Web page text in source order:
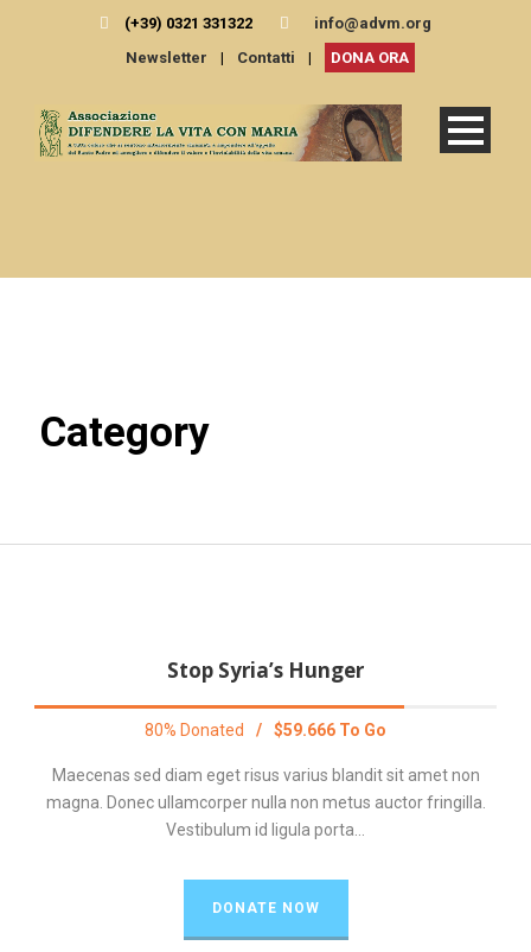
(+39) 0321 331322
info@advm.org
Newsletter
| Contatti | DONA ORA
Category
Stop Syria’s Hunger
80% Donated / $59.666 To Go
Maecenas sed diam eget risus varius blandit sit amet non
magna. Donec ullamcorper nulla non metus auctor fringilla.
Vestibulum id ligula porta...
DONATE NOW